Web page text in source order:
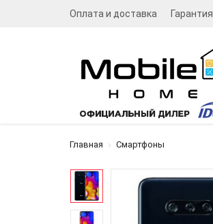
Оплата и доставка Гарантия
Главная Смартфоны